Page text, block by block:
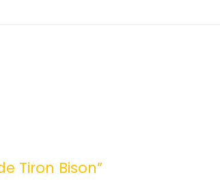
Tiron Bison”